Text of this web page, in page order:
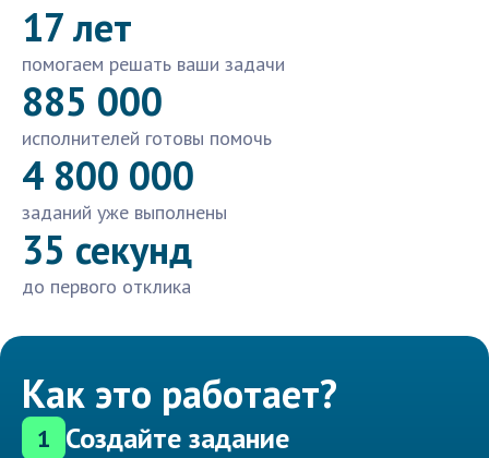
17 лет
помогаем решать ваши задачи
885 000
исполнителей готовы помочь
4 800 000
заданий уже выполнены
35 секунд
до первого отклика
Как это работает?
1 Создайте задание